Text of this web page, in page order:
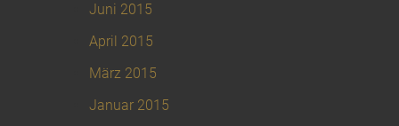
Juni 2015
April 2015
März 2015
Januar 2015